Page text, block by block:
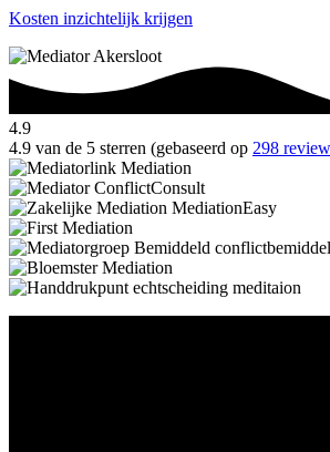
Kosten inzichtelijk krijgen
4.9
4.9 van de 5 sterren (gebaseerd op 298